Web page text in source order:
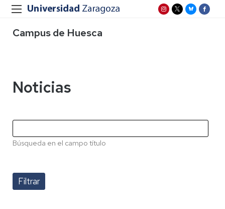
Campus de Huesca
Noticias
Búsqueda en el campo título